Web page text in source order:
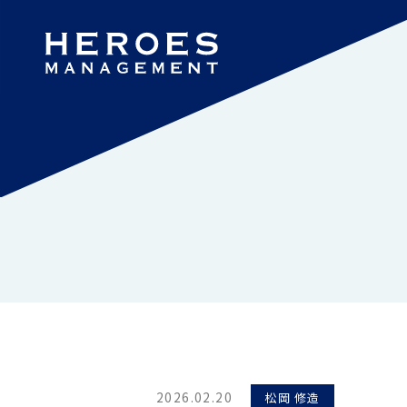
2026.02.20 松岡 修造